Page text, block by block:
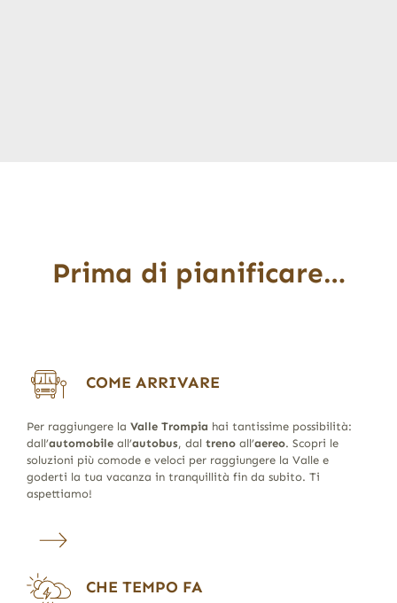
Prima di pianificare…
COME ARRIVARE
Per raggiungere la Valle Trompia hai tantissime possibilità:
dall’automobileall’autobus, dal trenoall’aereo. Scopri le
soluzioni più comode e veloci per raggiungere la Valle e
goderti la tua vacanza in tranquillità fin da subito. Ti
aspettiamo!
CHE TEMPO FA